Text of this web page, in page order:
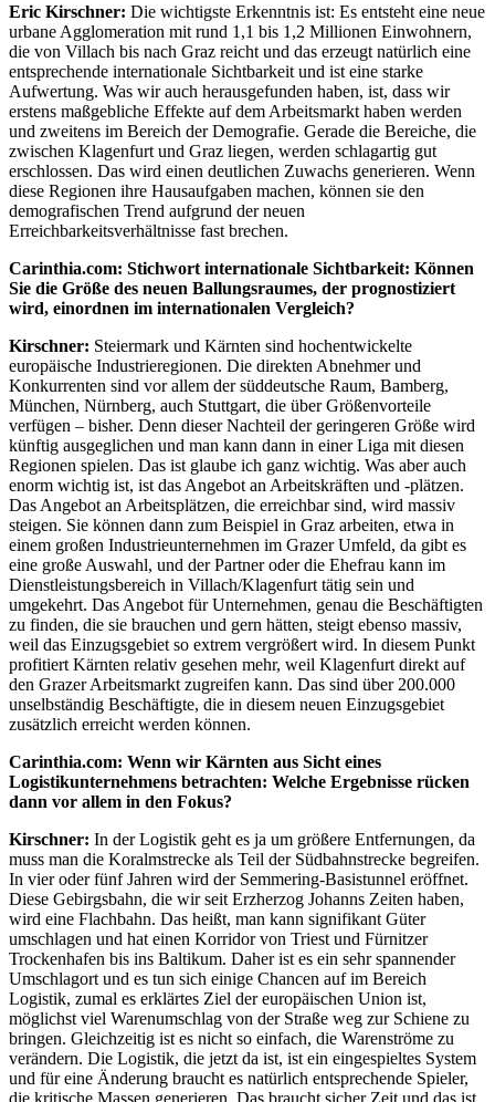
Eric Kirschner: Die wichtigste Erkenntnis ist: Es entsteht eine neue
urbane Agglomeration mit rund 1,1 bis 1,2 Millionen Einwohnern,
die von Villach bis nach Graz reicht und das erzeugt natürlich eine
entsprechende internationale Sichtbarkeit und ist eine starke
Aufwertung. Was wir auch herausgefunden haben, ist, dass wir
erstens maßgebliche Effekte auf dem Arbeitsmarkt haben werden
und zweitens im Bereich der Demografie. Gerade die Bereiche, die
zwischen Klagenfurt und Graz liegen, werden schlagartig gut
erschlossen. Das wird einen deutlichen Zuwachs generieren. Wenn
diese Regionen ihre Hausaufgaben machen, können sie den
demografischen Trend aufgrund der neuen
Erreichbarkeitsverhältnisse fast brechen.
Carinthia.com: Stichwort internationale Sichtbarkeit: Können
Sie die Größe des neuen Ballungsraumes, der prognostiziert
wird, einordnen im internationalen Vergleich?
Kirschner: Steiermark und Kärnten sind hochentwickelte
europäische Industrieregionen. Die direkten Abnehmer und
Konkurrenten sind vor allem der süddeutsche Raum, Bamberg,
München, Nürnberg, auch Stuttgart, die über Größenvorteile
verfügen – bisher. Denn dieser Nachteil der geringeren Größe wird
künftig ausgeglichen und man kann dann in einer Liga mit diesen
Regionen spielen. Das ist glaube ich ganz wichtig. Was aber auch
enorm wichtig ist, ist das Angebot an Arbeitskräften und -plätzen.
Das Angebot an Arbeitsplätzen, die erreichbar sind, wird massiv
steigen. Sie können dann zum Beispiel in Graz arbeiten, etwa in
einem großen Industrieunternehmen im Grazer Umfeld, da gibt es
eine große Auswahl, und der Partner oder die Ehefrau kann im
Dienstleistungsbereich in Villach/Klagenfurt tätig sein und
umgekehrt. Das Angebot für Unternehmen, genau die Beschäftigten
zu finden, die sie brauchen und gern hätten, steigt ebenso massiv,
weil das Einzugsgebiet so extrem vergrößert wird. In diesem Punkt
profitiert Kärnten relativ gesehen mehr, weil Klagenfurt direkt auf
den Grazer Arbeitsmarkt zugreifen kann. Das sind über 200.000
unselbständig Beschäftigte, die in diesem neuen Einzugsgebiet
zusätzlich erreicht werden können.
Carinthia.com: Wenn wir Kärnten aus Sicht eines
Logistikunternehmens betrachten: Welche Ergebnisse rücken
dann vor allem in den Fokus?
Kirschner: In der Logistik geht es ja um größere Entfernungen, da
muss man die Koralmstrecke als Teil der Südbahnstrecke begreifen.
In vier oder fünf Jahren wird der Semmering-Basistunnel eröffnet.
Diese Gebirgsbahn, die wir seit Erzherzog Johanns Zeiten haben,
wird eine Flachbahn. Das heißt, man kann signifikant Güter
umschlagen und hat einen Korridor von Triest und Fürnitzer
Trockenhafen bis ins Baltikum. Daher ist es ein sehr spannender
Umschlagort und es tun sich einige Chancen auf im Bereich
Logistik, zumal es erklärtes Ziel der europäischen Union ist,
möglichst viel Warenumschlag von der Straße weg zur Schiene zu
bringen. Gleichzeitig ist es nicht so einfach, die Warenströme zu
verändern. Die Logistik, die jetzt da ist, ist ein eingespieltes System
und für eine Änderung braucht es natürlich entsprechende Spieler,
die kritische Massen generieren. Das braucht sicher Zeit und das ist